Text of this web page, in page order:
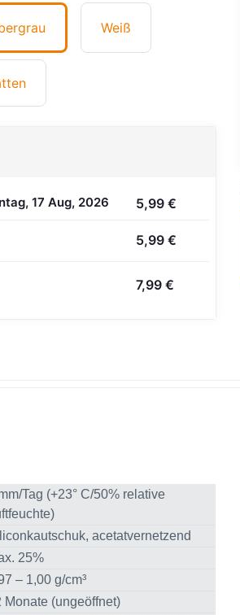
Weiß
17 Aug, 2026 5,99 €
5,99 €
7,99 €
Tag (+23° C/50% relative
acetatvernetzend
25%
– 1,00 g/cm³
Monate (ungeöffnet)